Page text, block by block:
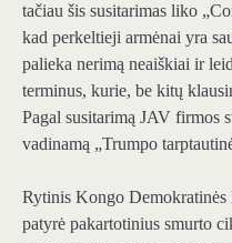
tačiau šis susitarimas liko
kad perkeltieji armėnai yra
palieka nerimą neaiškiai ir
terminus, kurie, be kitų
Pagal susitarimą JAV firmos
vadinamą „Trumpo
Rytinis Kongo
patyrė pakartotinius smurto